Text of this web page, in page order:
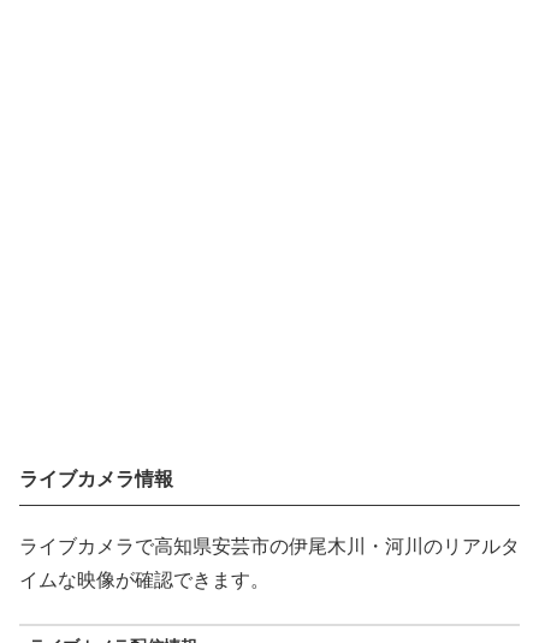
ライブカメラ情報
ライブカメラで高知県安芸市の伊尾木川・河川のリアルタ
イムな映像が確認できます。